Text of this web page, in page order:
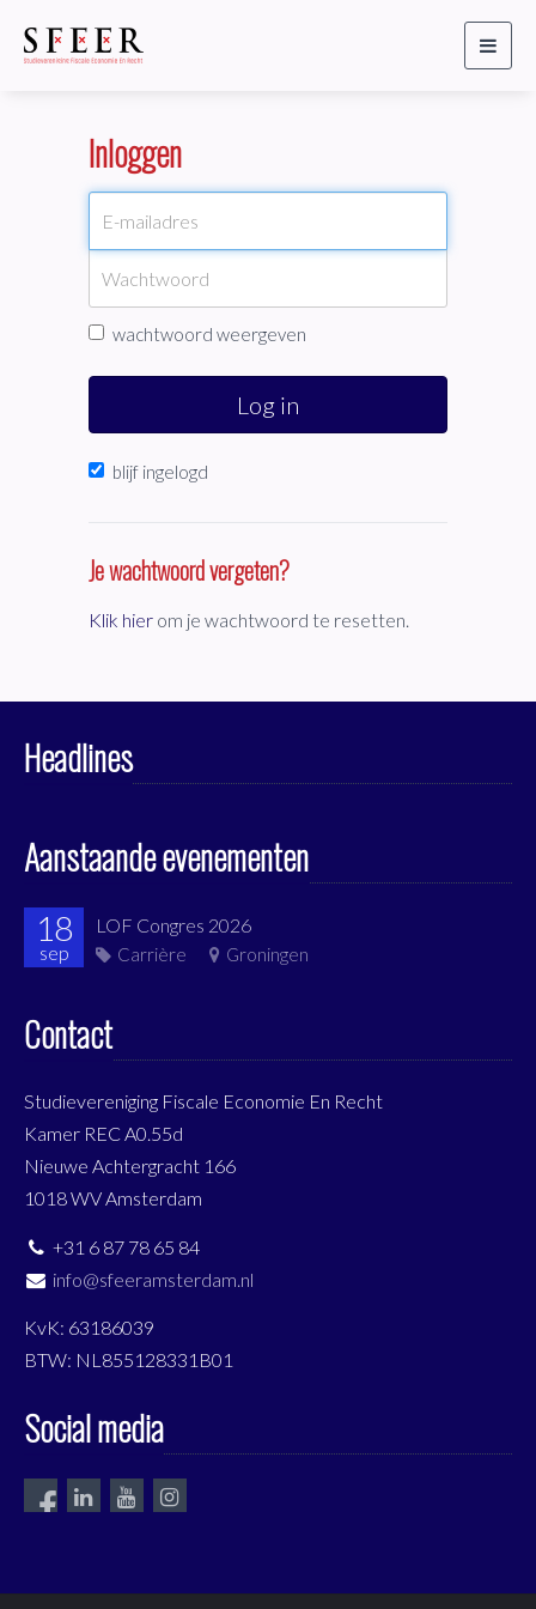
Toggle
Inloggen
wachtwoord weergeven
Log in
blijf ingelogd
Je wachtwoord vergeten?
Klik hier om je wachtwoord te resetten.
Headlines
Aanstaande evenementen
18
sep
LOF Congres 2026
Carrière Groningen
Contact
Studievereniging Fiscale Economie En Recht
Kamer REC A0.55d
Nieuwe Achtergracht 166
1018 WV Amsterdam
+31 6 87 78 65 84
info@sfeeramsterdam.nl
KvK: 63186039
BTW: NL855128331B01
Social media